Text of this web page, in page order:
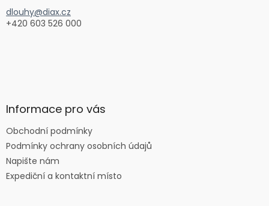
dlouhy@diax.cz
+420 603 526 000
Informace pro vás
Obchodní podmínky
Podmínky ochrany osobních údajů
Napište nám
Expediční a kontaktní místo